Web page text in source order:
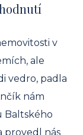
v
ale
vedro, padla
nám
Baltského
provedl nás